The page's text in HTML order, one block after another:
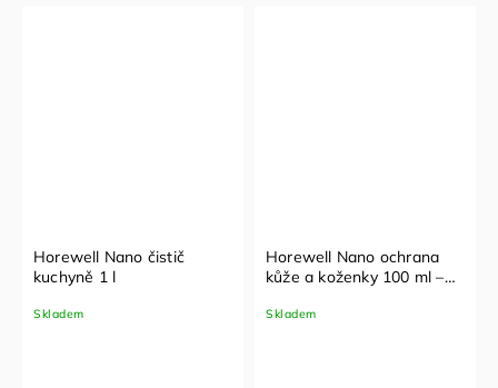
Horewell Nano čistič
kuchyně 1 l
Skladem
Horewell Nano ochrana
kůže a koženky 100 ml –
Skladem